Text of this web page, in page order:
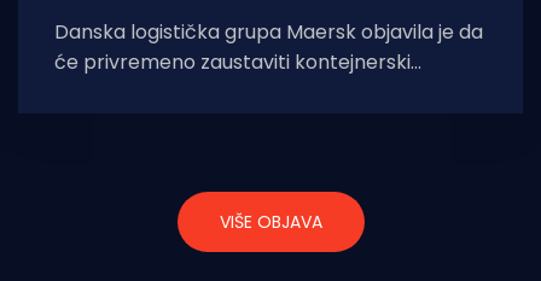
Danska logistička grupa Maersk objavila je da
će privremeno zaustaviti kontejnerski
VIŠE OBJAVA